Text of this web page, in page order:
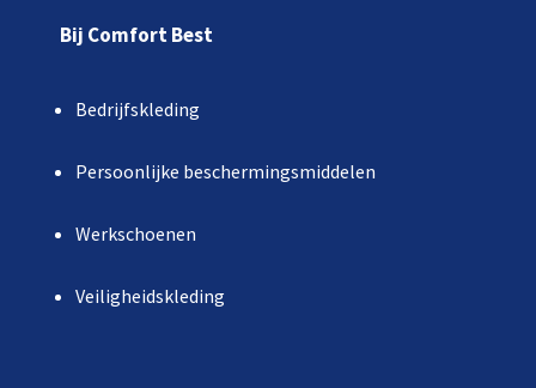
Bij Comfort Best
Bedrijfskleding
Persoonlijke beschermingsmiddelen
Werkschoenen
Veiligheidskleding